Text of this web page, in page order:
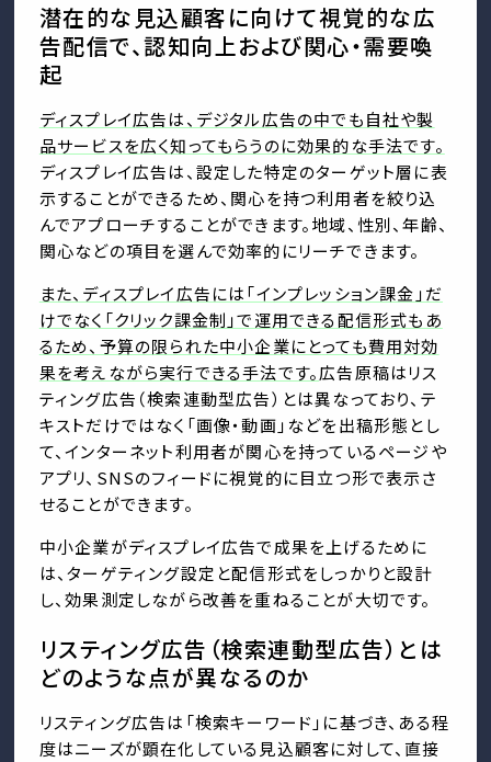
潜在的な見込顧客に向けて視覚的な広
告配信で、認知向上および関心・需要喚
起
ディスプレイ広告は、デジタル広告の中でも自社や製
品サービスを広く知ってもらうのに効果的な手法です。
ディスプレイ広告は、設定した特定のターゲット層に表
示することができるため、関心を持つ利用者を絞り込
んでアプローチすることができます。地域、性別、年齢、
関心などの項目を選んで効率的にリーチできます。
また、ディスプレイ広告には「インプレッション課金」だ
けでなく「クリック課金制」で運用できる配信形式もあ
るため、予算の限られた中小企業にとっても費用対効
果を考えながら実行できる手法です。広告原稿はリス
ティング広告（検索連動型広告）とは異なっており、テ
キストだけではなく「画像・動画」などを出稿形態とし
て、インターネット利用者が関心を持っているページや
アプリ、SNSのフィードに視覚的に目立つ形で表示さ
せることができます。
中小企業がディスプレイ広告で成果を上げるために
は、ターゲティング設定と配信形式をしっかりと設計
し、効果測定しながら改善を重ねることが大切です。
リスティング広告（検索連動型広告）とは
どのような点が異なるのか
リスティング広告は「検索キーワード」に基づき、ある程
度はニーズが顕在化している見込顧客に対して、直接